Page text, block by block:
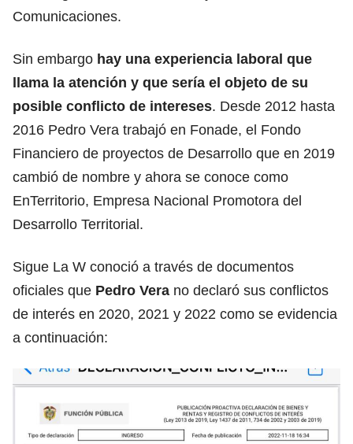
Comunicaciones.
Sin embargo hay una experiencia laboral que
llama la atención y que sería el objeto de su
posible conflicto de intereses. Desde 2012 hasta
2016 Pedro Vera trabajó en Fonade, el Fondo
Financiero de proyectos de Desarrollo que en 2019
cambió de nombre y ahora se conoce como
EnTerritorio, Empresa Nacional Promotora del
Desarrollo Territorial.
Sigue La W conoció a través de documentos
oficiales que Pedro Vera no declaró sus conflictos
de interés en 2020, 2021 y 2022 como se evidencia
a continuación: